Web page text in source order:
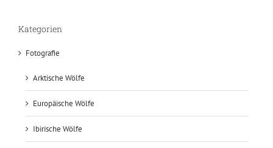
Kategorien
Fotografie
Arktische Wölfe
Europäische Wölfe
Ibirische Wölfe